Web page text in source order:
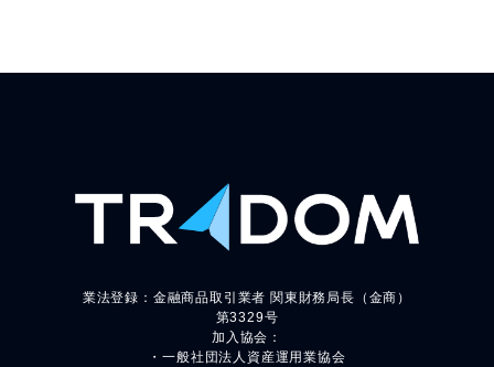
業法登録：金融商品取引業者 関東財務局長（金商）
第3329号
加入協会：
・一般社団法人資産運用業協会